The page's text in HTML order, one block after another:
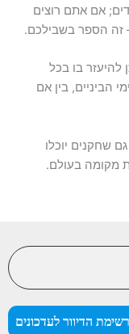
אם אתם רוצים
זה הספר בשבילכם.
להיעזר בו בכל
הביניים, בין אם
שחקנים יוכלו
מקומה בעולם.